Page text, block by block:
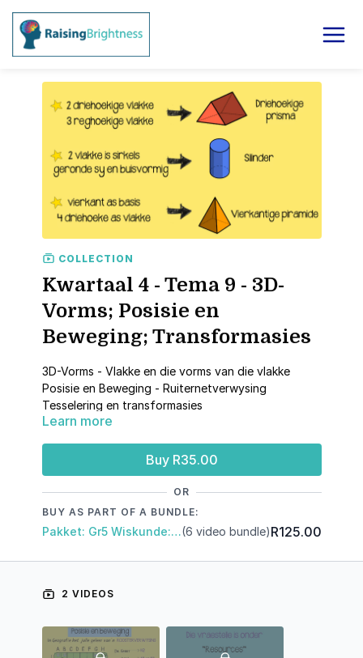
COLLECTION
Kwartaal 4 - Tema 9 - 3D-
Vorms; Posisie en
Beweging; Transformasies
3D-Vorms - Vlakke en die vorms van die vlakke
Posisie en Beweging - Ruiternetverwysing
Tesselering en transformasies
Learn more
Buy R35.00
OR
BUY AS PART OF A BUNDLE:
Pakket: Gr5 Wiskunde: Kwartaal 4(6 video bundle)R125.00
2 VIDEOS